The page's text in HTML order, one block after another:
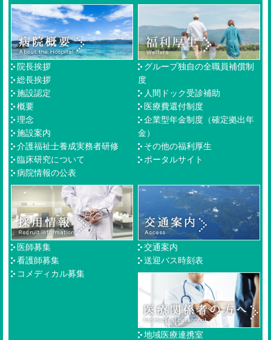
院長挨拶
総長挨拶
施設認定
概要
理念
施設案内
介護福祉士養成実務者研修
臨床研究について
病院情報の公表
グループ独自の全職員補償制
度
人間ドック受診補助
医療費還付制度
企業型年金制度（確定拠出年
金）
その他の福利厚生
ポータルサイト
医師募集
看護師募集
コメディカル募集
交通案内
送迎バス時刻表
地域医療連携室